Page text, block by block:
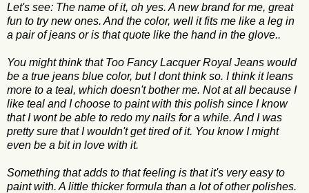
Let's see: The name of it, oh yes. A new brand for me, great
fun to try new ones. And the color, well it fits me like a leg in
a pair of jeans or is that quote like the hand in the glove..
You might think that Too Fancy Lacquer Royal Jeans would
be a true jeans blue color, but I dont think so. I think it leans
more to a teal, which doesn't bother me. Not at all because I
like teal and I choose to paint with this polish since I know
that I wont be able to redo my nails for a while. And I was
pretty sure that I wouldn't get tired of it. You know I might
even be a bit in love with it.
Something that adds to that feeling is that it's very easy to
paint with. A little thicker formula than a lot of other polishes.